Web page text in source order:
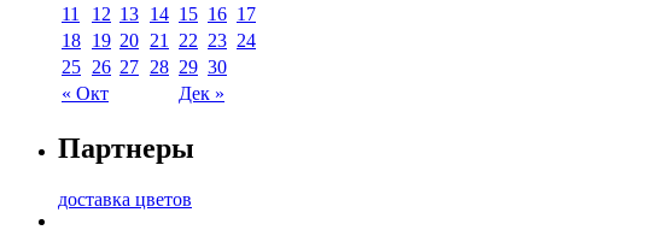
« Окт Дек »
11
12 13 14 15 16 17
18 19 20 21 22 23 24
25 26 27 28 29 30
Партнеры
доставка цветов